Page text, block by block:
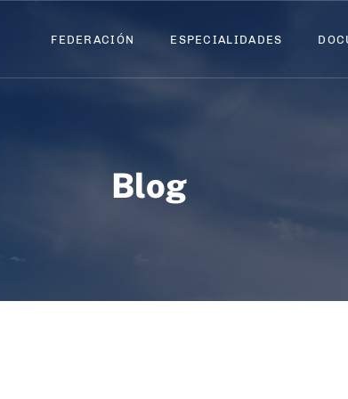
FEDERACIÓN
FEDERACIÓN ESPECIALIDADES
ESPECIALIDADES
Blog